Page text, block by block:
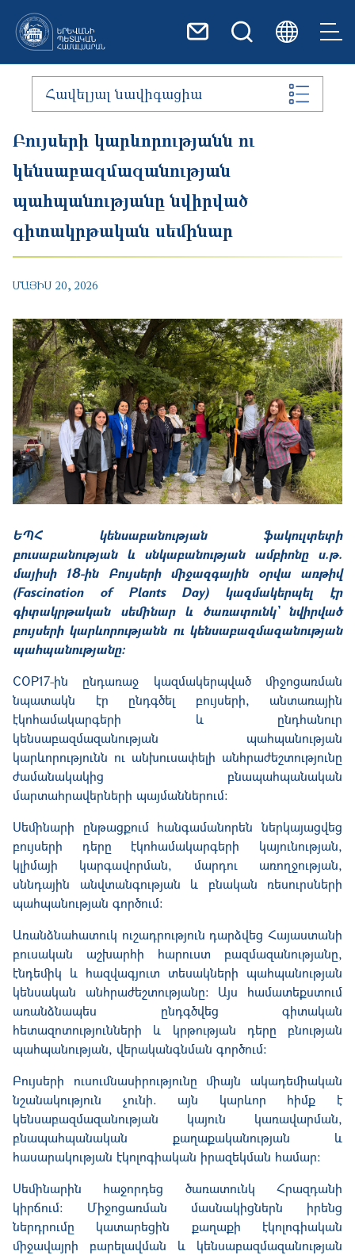
Հավելյալ նավիգացիա
Բույսերի կարևորությանն ու
կենսաբազմազանության
պահպանությանը նվիրված
գիտակրթական սեմինար
ՄԱՅԻՍ 20, 2026
ԵՊՀ կենսաբանության ֆակուլտետի
բուսաբանության և սնկաբանության ամբիոնը ս.թ.
մայիսի 18-ին Բույսերի միջազգային օրվա առթիվ
(Fascination of Plants Day) կազմակերպել էր
գիտակրթական սեմինար և ծառատունկ՝ նվիրված
բույսերի կարևորությանն ու կենսաբազմազանության
պահպանությանը։
COP17-ին ընդառաջ կազմակերպված միջոցառման
նպատակն էր ընդգծել բույսերի, անտառային
էկոհամակարգերի և ընդհանուր
կենսաբազմազանության պահպանության
կարևորությունն ու անխուսափելի անհրաժեշտությունը
ժամանակակից բնապահպանական
մարտահրավերների պայմաններում։
Սեմինարի ընթացքում հանգամանորեն ներկայացվեց
բույսերի դերը էկոհամակարգերի կայունության,
կլիմայի կարգավորման, մարդու առողջության,
սննդային անվտանգության և բնական ռեսուրսների
պահպանության գործում։
Առանձնահատուկ ուշադրություն դարձվեց Հայաստանի
բուսական աշխարհի հարուստ բազմազանությանը,
էնդեմիկ և հազվագյուտ տեսակների պահպանության
կենսական անհրաժեշտությանը: Այս համատեքստում
առանձնապես ընդգծվեց գիտական
հետազոտությունների և կրթության դերը բնության
պահպանության, վերականգնման գործում։
Բույսերի ուսումնասիրությունը միայն ակադեմիական
նշանակություն չունի. այն կարևոր հիմք է
կենսաբազմազանության կայուն կառավարման,
բնապահպանական քաղաքականության և
հասարակության էկոլոգիական իրազեկման համար։
Սեմինարին հաջորդեց ծառատունկ Հրազդանի
կիրճում: Միջոցառման մասնակիցներն իրենց
ներդրումը կատարեցին քաղաքի էկոլոգիական
միջավայրի բարելավման և կենսաբազմազանության